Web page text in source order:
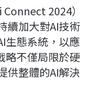
2024）
續加大對AI技術
生態系統，以應
略不僅局限於硬
供整體的AI解決